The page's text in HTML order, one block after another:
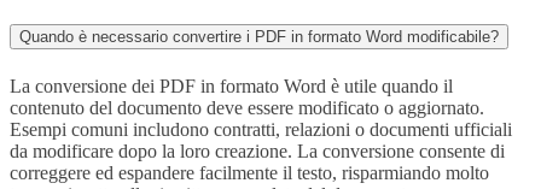
Quando è necessario convertire i PDF in formato Word modificabile?
La conversione dei PDF in formato Word è utile quando il
contenuto del documento deve essere modificato o aggiornato.
Esempi comuni includono contratti, relazioni o documenti ufficiali
da modificare dopo la loro creazione. La conversione consente di
correggere ed espandere facilmente il testo, risparmiando molto